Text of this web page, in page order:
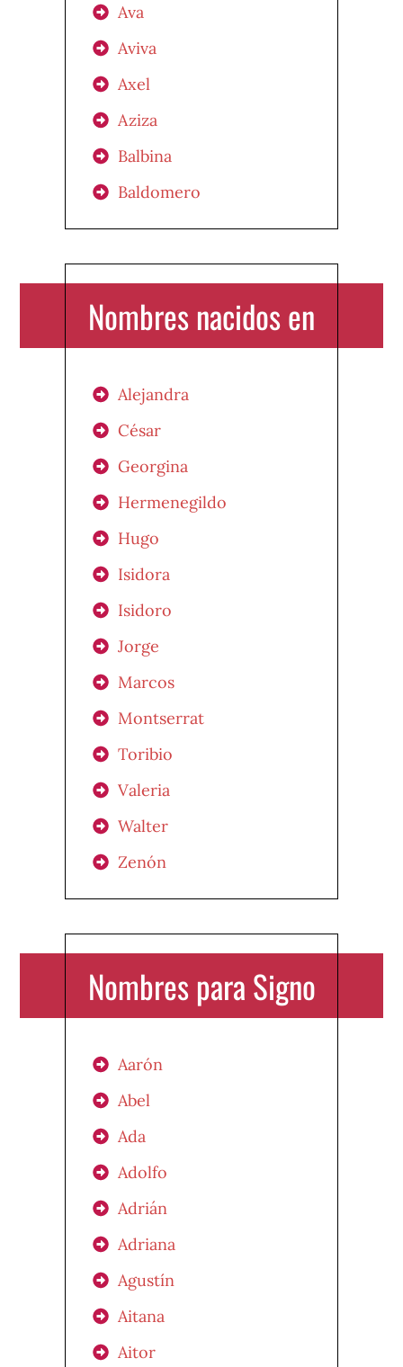
Ava
Aviva
Axel
Aziza
Balbina
Baldomero
Nombres nacidos en
Alejandra
César
Georgina
Hermenegildo
Hugo
Isidora
Isidoro
Jorge
Marcos
Montserrat
Toribio
Valeria
Walter
Zenón
Nombres para Signo
Aarón
Abel
Ada
Adolfo
Adrián
Adriana
Agustín
Aitana
Aitor